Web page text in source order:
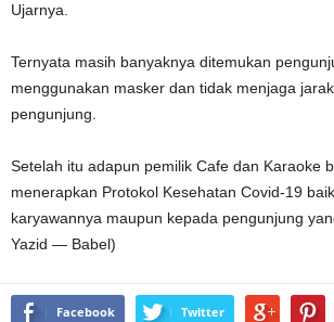
Ujarnya.
Ternyata masih banyaknya ditemukan
menggunakan masker dan tidak menjaga
pengunjung.
Setelah itu adapun pemilik Cafe dan Karaoke
menerapkan Protokol Kesehatan Covid-19
karyawannya maupun kepada pengunjung
Yazid — Babel)
Facebook Twitter